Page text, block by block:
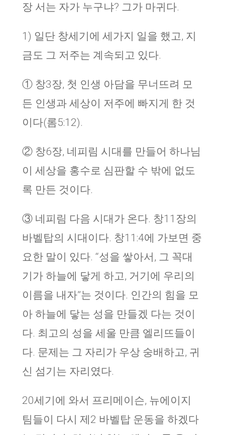
장 서는 자가 누구냐? 그가 마귀다.
1) 일단 창세기에 세가지 일을 했고, 지
금도 그 저주는 계속되고 있다.
① 창3장, 첫 인생 아담을 무너뜨려 모
든 인생과 세상이 저주에 빠지게 한 것
이다(롬5:12).
② 창6장, 네피림 시대를 만들어 하나님
이 세상을 홍수로 심판할 수 밖에 없도
록 만든 것이다.
③ 네피림 다음 시대가 온다. 창11장의
바벨탑의 시대이다. 창11:4에 가보면 중
요한 말이 있다. “성을 쌓아서, 그 꼭대
기가 하늘에 닿게 하고, 거기에 우리의
이름을 내자”는 것이다. 인간의 힘을 모
아 하늘에 닿는 성을 만들겠 다는 것이
다. 최고의 성을 세울 만큼 엘리뜨들이
다. 문제는 그 자리가 우상 숭배하고, 귀
신 섬기는 자리였다.
20세기에 와서 프리메이슨, 뉴에이지
팀들이 다시 제2 바벨탑 운동을 하겠다